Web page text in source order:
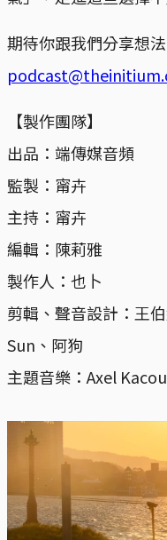
期待你跟我們分享想
【製作團隊】
出品：端傳媒音頻
監製：甯卉
主持：甯卉
編輯：陳莉雅
製作人：也卜
剪輯、聲音設計：王
Sun、阿狗
主題音樂：Axel